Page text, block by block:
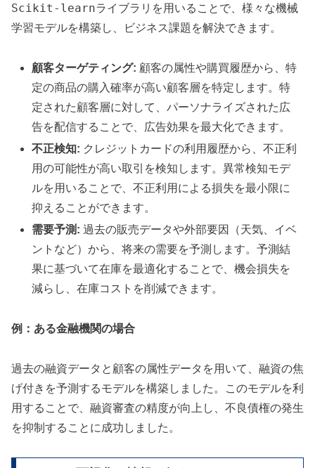
Scikit-learnライブラリを用いることで、様々な機械
学習モデルを構築し、ビジネス課題を解決できます。
顧客ターゲティング: 顧客の属性や購買履歴から、特
定の商品の購入確率が高い顧客層を特定します。特
定された顧客層に対して、パーソナライズされた広
告を配信することで、広告効果を最大化できます。
不正検知: クレジットカードの利用履歴から、不正利
用の可能性が高い取引を検知します。異常検知モデ
ルを用いることで、不正利用による損失を最小限に
抑えることができます。
需要予測: 過去の販売データや外部要因（天気、イベ
ントなど）から、将来の需要を予測します。予測結
果に基づいて在庫を最適化することで、機会損失を
減らし、在庫コストを削減できます。
例：ある金融機関の場合
過去の融資データと顧客の属性データを用いて、融資の焦
げ付きを予測するモデルを構築しました。このモデルを利
用することで、融資審査の精度が向上し、不良債権の発生
を抑制することに成功しました。